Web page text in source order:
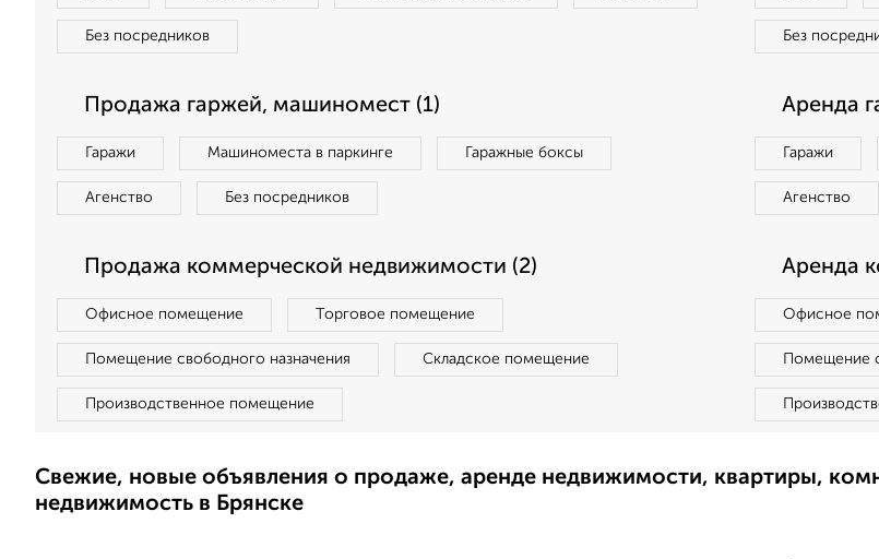
Без посредников Без
Продажа гаржей, машиномест (1)
Гаражи Машиноместа в паркинге Гаражные боксы
Агенство Без посредников
Аренда
Гаражи
Агенство
Продажа коммерческой недвижимости (2)
Офисное помещение Торговое помещение
Помещение свободного назначения Складское помещение
Производственное помещение
Аренда
Офисное
Помещение
Свежие, новые объявления о продаже, аренде недвижимости, квартиры,
недвижимость в Брянске